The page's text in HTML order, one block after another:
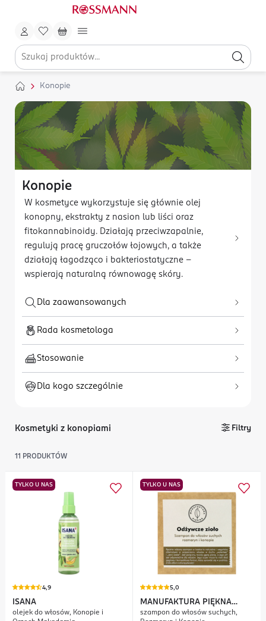
Konopie
Konopie
W kosmetyce wykorzystuje się głównie olej
konopny, ekstrakty z nasion lub liści oraz
fitokannabinoidy. Działają przeciwzapalnie,
regulują pracę gruczołów łojowych, a także
działają łagodząco i bakteriostatyczne -
wspierają naturalną równowagę skóry.
Dla zaawansowanych
Rada kosmetologa
Stosowanie
Dla kogo szczególnie
Kosmetyki z konopiami Filtry
11 PRODUKTÓW
TYLKO U NAS
4,9
ISANA
olejek do włosów, Konopie i
TYLKO U NAS
5,0
MANUFAKTURA PIĘKNA
Odżywcze Zioło
szampon do włosów suchych,